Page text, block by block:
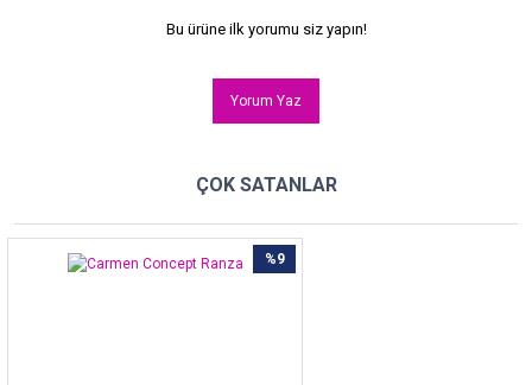
Bu ürüne ilk yorumu siz yapın!
Yorum Yaz
ÇOK SATANLAR
%9